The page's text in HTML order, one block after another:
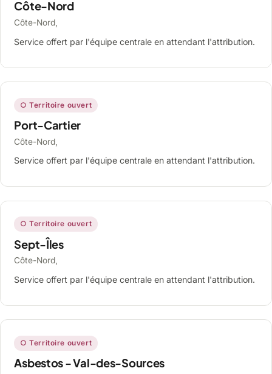
Côte-Nord
Côte-Nord,
Service offert par l'équipe centrale en attendant l'attribution.
○ Territoire ouvert
Port-Cartier
Côte-Nord,
Service offert par l'équipe centrale en attendant l'attribution.
○ Territoire ouvert
Sept-Îles
Côte-Nord,
Service offert par l'équipe centrale en attendant l'attribution.
○ Territoire ouvert
Asbestos - Val-des-Sources